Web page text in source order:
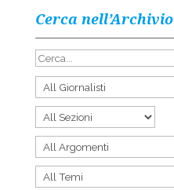
Cerca nell’Archivio